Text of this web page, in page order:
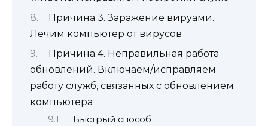
Причина 3. Заражение вируами.
Лечим компьютер от вирусов
Причина 4. Неправильная работа
обновлений. Включаем/исправляем
работу служб, связанных с обновлением
компьютера
Быстрый способ